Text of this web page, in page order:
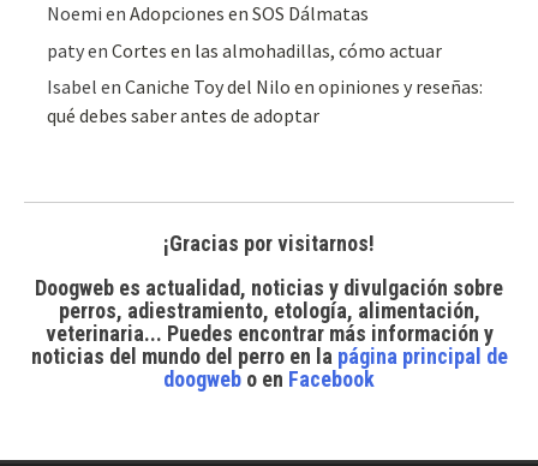
Noemi enAdopciones en SOS Dálmatas
patyenCortes en las almohadillas, cómo actuar
Isabel enCaniche Toy del Nilo en opiniones y reseñas:
qué debes saber antes de adoptar
¡Gracias por visitarnos!
Doogweb es actualidad, noticias y divulgación sobre
perros, adiestramiento, etología, alimentación,
veterinaria... Puedes encontrar más información y
noticias del mundo del perroen la página principal de
doogweb o en Facebook